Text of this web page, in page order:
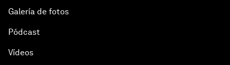
Galería de fotos
Pódcast
Vídeos